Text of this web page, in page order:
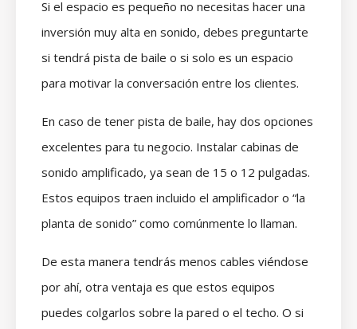
Si el espacio es pequeño no necesitas hacer una
inversión muy alta en sonido, debes preguntarte
si tendrá pista de baile o si solo es un espacio
para motivar la conversación entre los clientes.
En caso de tener pista de baile, hay dos opciones
excelentes para tu negocio. Instalar cabinas de
sonido amplificado, ya sean de 15 o 12 pulgadas.
Estos equipos traen incluido el amplificador o “la
planta de sonido” como comúnmente lo llaman.
De esta manera tendrás menos cables viéndose
por ahí, otra ventaja es que estos equipos
puedes colgarlos sobre la pared o el techo. O si